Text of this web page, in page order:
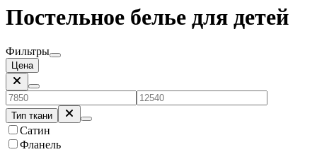
Постельное белье для детей
Фильтры
Цена
Тип ткани
Сатин
Фланель